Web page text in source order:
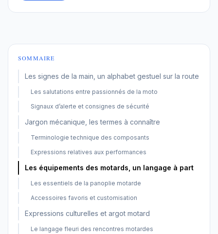
SOMMAIRE
Les signes de la main, un alphabet gestuel sur la route
Les salutations entre passionnés de la moto
Signaux d’alerte et consignes de sécurité
Jargon mécanique, les termes à connaître
Terminologie technique des composants
Expressions relatives aux performances
Les équipements des motards, un langage à part
Les essentiels de la panoplie motarde
Accessoires favoris et customisation
Expressions culturelles et argot motard
Le langage fleuri des rencontres motardes